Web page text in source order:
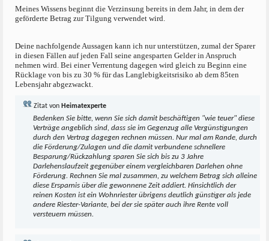
Meines Wissens beginnt die Verzinsung bereits in dem Jahr, in dem der
geförderte Betrag zur Tilgung verwendet wird.
Deine nachfolgende Aussagen kann ich nur unterstützen, zumal der Sparer
in diesen Fällen auf jeden Fall seine angesparten Gelder in Anspruch
nehmen wird. Bei einer Verrentung dagegen wird gleich zu Beginn eine
Rücklage von bis zu 30 % für das Langlebigkeitsrisiko ab dem 85ten
Lebensjahr abgezwackt.
Zitat von Heimatexperte
Bedenken Sie bitte, wenn Sie sich damit beschäftigen "wie teuer" diese
Verträge angeblich sind, dass sie im Gegenzug alle Vergünstigungen
durch den Vertrag dagegen rechnen müssen. Nur mal am Rande, durch
die Förderung/Zulagen und die damit verbundene schnellere
Besparung/Rückzahlung sparen Sie sich bis zu 3 Jahre
Darlehenslaufzeit gegenüber einem vergleichbaren Darlehen ohne
Förderung. Rechnen Sie mal zusammen, zu welchem Betrag sich alleine
diese Ersparnis über die gewonnene Zeit addiert. Hinsichtlich der
reinen Kosten ist ein Wohnriester übrigens deutlich günstiger als jede
andere Riester-Variante, bei der sie später auch ihre Rente voll
versteuern müssen.